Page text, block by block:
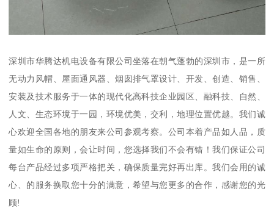
深圳市华腾达机电设备有限公司坐落在朝气蓬勃的深圳市，是一所
无动力风帽、屋面通风器、烟囱排气罩设计、开发、创造、销售、
安装及技术服务于一体的现代化高科技企业园区、融科技、自然、
人文、生态环境于一园，环境优美，交利，地理位置优越。我们诚
心欢迎全国各地的朋友来公司参观考察。公司本着产品如人品，质
量如生命的原则，会让时间，您选择我们不会有错！我们保证公司
每台产品经过多项严格把关，确保质量完好再出库。我们会用的诚
心、的服务换取您十分的满意，希望与您更多的合作，感谢您的光
顾!